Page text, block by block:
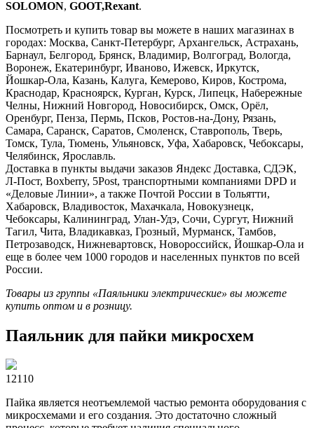
SOLOMON, GOOT,Rexant.
Посмотреть и купить товар вы можете в наших магазинах в
городах: Москва, Санкт-Петербург, Архангельск, Астрахань,
Барнаул, Белгород, Брянск, Владимир, Волгоград, Вологда,
Воронеж, Екатеринбург, Иваново, Ижевск, Иркутск,
Йошкар‑Ола, Казань, Калуга, Кемерово, Киров, Кострома,
Краснодар, Красноярск, Курган, Курск, Липецк, Набережные
Челны, Нижний Новгород, Новосибирск, Омск, Орёл,
Оренбург, Пенза, Пермь, Псков, Ростов-на-Дону, Рязань,
Самара, Саранск, Саратов, Смоленск, Ставрополь, Тверь,
Томск, Тула, Тюмень, Ульяновск, Уфа, Хабаровск, Чебоксары,
Челябинск, Ярославль.
Доставка в пункты выдачи заказов Яндекс Доставка, СДЭК,
Л-Пост, Boxberry, 5Post, транспортными компаниями DPD и
«Деловые Линии», а также Почтой России в Тольятти,
Хабаровск, Владивосток, Махачкала, Новокузнецк,
Чебоксары, Калининград, Улан-Удэ, Сочи, Сургут, Нижний
Тагил, Чита, Владикавказ, Грозный, Мурманск, Тамбов,
Петрозаводск, Нижневартовск, Новороссийск, Йошкар-Ола и
еще в более чем 1000 городов и населенных пунктов по всей
России.
Товары из группы «Паяльники электрические» вы можете
купить оптом и в розницу.
Паяльник для пайки микросхем
12110
Пайка является неотъемлемой частью ремонта оборудования с
микросхемами и его создания. Это достаточно сложный